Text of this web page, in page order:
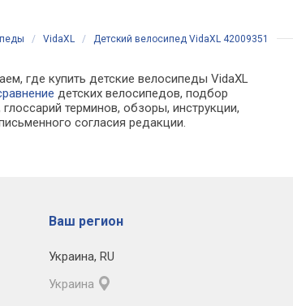
/ VidaXL / Детский велосипед VidaXL 42009351
где купить детские велосипеды VidaXL
детских велосипедов, подбор
терминов, обзоры, инструкции,
согласия редакции.
Ваш регион
Украина, RU
Украина